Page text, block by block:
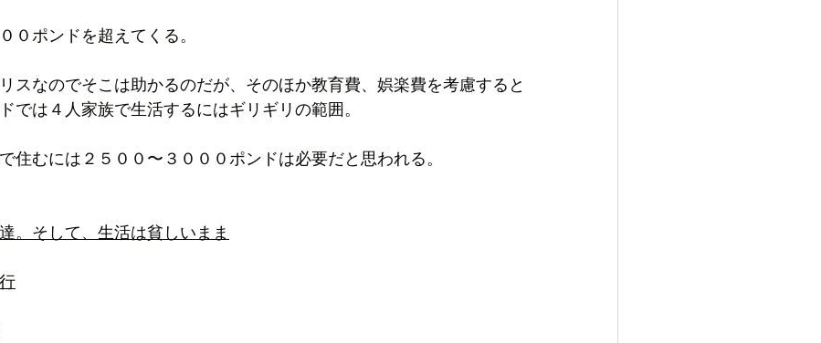
０ポンドを超えてくる。
スなのでそこは助かるのだが、そのほか教育費、娯楽費を考慮すると
では４人家族で生活するにはギリギリの範囲。
住むには２５００〜３０００ポンドは必要だと思われる。
。そして、生活は貧しいまま